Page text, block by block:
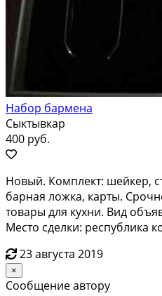
Набор бармена
Сыктывкар
400 руб.
Новый. Комплект: шейкер,
барная ложка, карты.
товары для кухни. Вид
Место сделки: республика
23 августа 2019
×
Сообщение автору